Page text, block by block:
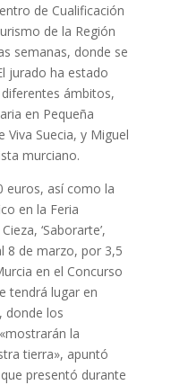
de Cualificación
de la Región
semanas, donde se
jurado ha estado
ámbitos,
en Pequeña
Suecia, y Miguel
murciano.
euros, así como la
en la Feria
‘Saborarte’,
8 de marzo, por 3,5
en el Concurso
tendrá lugar en
donde los
la
tierra», apuntó
presentó durante